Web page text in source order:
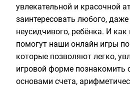
увлекательной и красочной
заинтересовать любого,
неусидчивого, ребёнка. И
помогут наши онлайн игры
которые позволяют легко,
игровой форме познакомить
основами счета,